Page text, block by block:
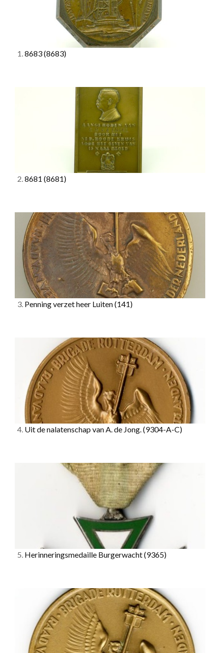
1.8683(8683)
2.8681 (8681)
3. Penning verzet heer Luiten(141)
4. Uit de nalatenschap van A. de Jong.(9304-A-C)
5. Herinneringsmedaille Burgerwacht(9365)